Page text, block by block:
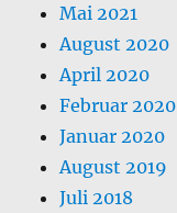
Mai 2021
August 2020
April 2020
Februar 2020
Januar 2020
August 2019
Juli 2018